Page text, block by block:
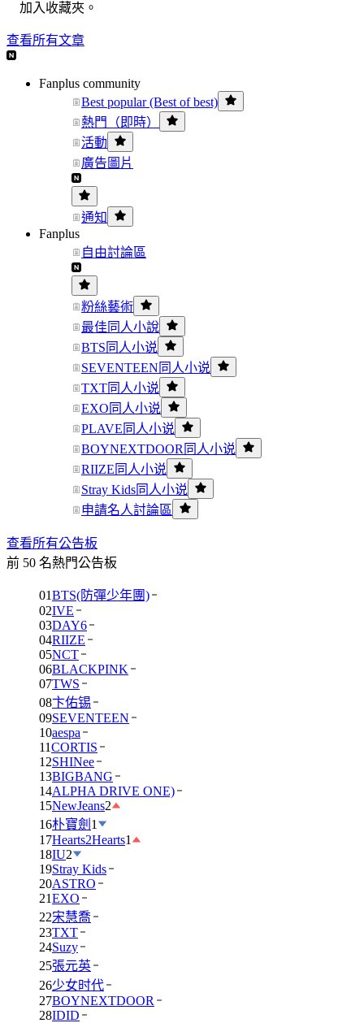
加入收藏夾。
查看所有文章
Fanplus community
Best popular (Best of best)
熱門（即時）
活動
廣告圖片
通知
Fanplus
自由討論區
粉絲藝術
最佳同人小說
BTS同人小说
SEVENTEEN同人小说
TXT同人小说
EXO同人小说
PLAVE同人小说
BOYNEXTDOOR同人小说
RIIZE同人小说
Stray Kids同人小说
申請名人討論區
查看所有公告板
前 50 名熱門公告板
01BTS(防彈少年團)
02IVE
03DAY6
04RIIZE
05NCT
06BLACKPINK
07TWS
08卞佑锡
09SEVENTEEN
10aespa
11CORTIS
12SHINee
13BIGBANG
14ALPHA DRIVE ONE)
15NewJeans2
16朴寶劍 1
17Hearts2Hearts1
18IU2
19Stray Kids
20ASTRO
21EXO
22宋慧喬
23TXT
24Suzy
25張元英
26少女时代
27BOYNEXTDOOR
28IDID